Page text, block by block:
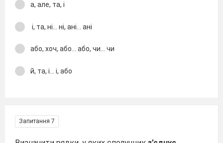
а, але, та, і
і, та, ні... ні, ані... ані
або, хоч, або... або, чи... чи
й, та, і... і, або
Запитання 7